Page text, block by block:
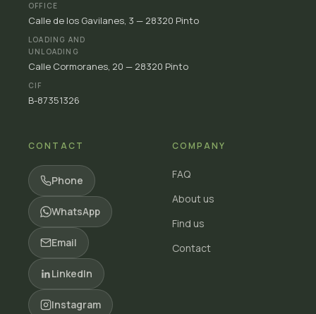
OFFICE
Calle de los Gavilanes, 3 — 28320 Pinto
LOADING AND
UNLOADING
Calle Cormoranes, 20 — 28320 Pinto
CIF
B-87351326
CONTACT
Phone
WhatsApp
Email
LinkedIn
Instagram
COMPANY
FAQ
About us
Find us
Contact